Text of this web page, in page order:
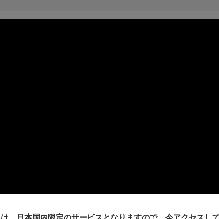
、日本国内限定のサービスとなりますので、今アクセスし